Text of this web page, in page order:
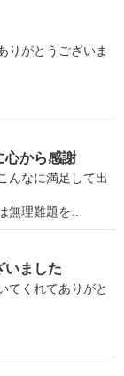
りがとうございま
心から感謝
んなに満足して出
無理難題を…
いました
てくれてありがと